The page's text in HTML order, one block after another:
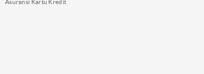
Asuransi Kartu Kredit